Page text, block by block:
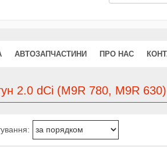
АВТОЗАПЧАСТИНИ ПРО НАС
2.0 dCi (M9R 780, M9R